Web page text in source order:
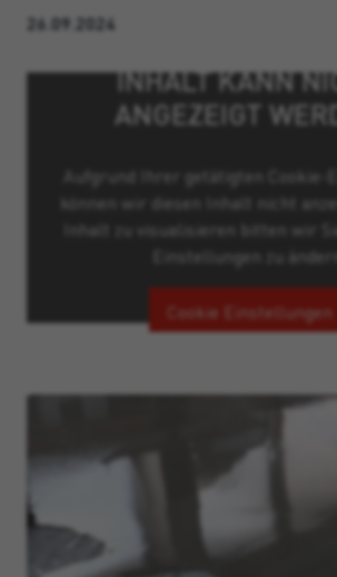
26.09.2024
INHALT KANN
ANGEZEIGT
Aufgrund Ihrer getätigten Cookie-
können wir diesen Inhalt nicht
Inhalt zu visualisieren bitten wir
Einstellungen zu ändern.
Cookie Einstellungen